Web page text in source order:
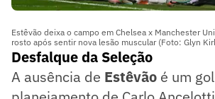
Estêvão deixa o campo em Chelsea x Manchester
rosto após sentir nova lesão muscular (Foto: Glyn
Desfalque da Seleção
A ausência de Estêvão é um